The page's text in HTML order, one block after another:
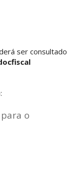
ser consultado
o